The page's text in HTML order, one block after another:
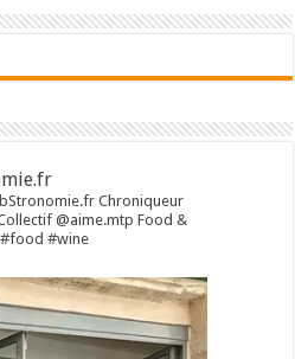
Chroniqueur
@aime.mtp Food &
#wine